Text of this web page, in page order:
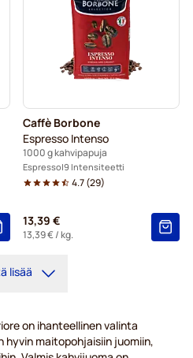
Caffè Borbone
Espresso Intenso
1000 g kahvipapuja
Espresso 9 Intensiteetti
4.7(29)
13,39 €
13,39 €/ kg.
lisää
on ihanteellinen valinta
hyvin maitopohjaisiin juomiin,